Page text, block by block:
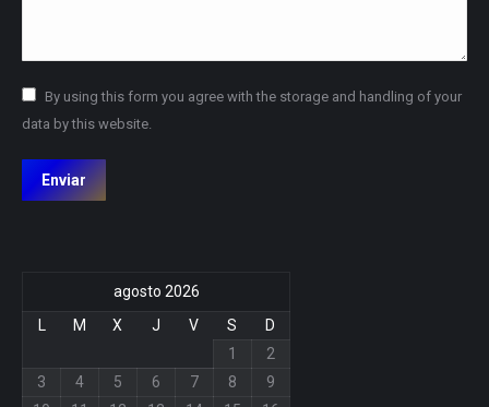
By using this form you agree with the storage and handling of your
data by this website.
Enviar
agosto 2026
L
M X J V S
D
1
2
3
4 5 6 7 8
9